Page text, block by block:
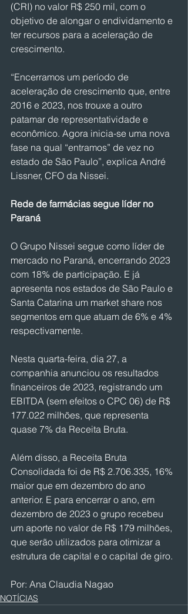
(CRI) no valor R$ 250 mil, com o
objetivo de alongar o endividamento e
ter recursos para a aceleração de
crescimento.
“Encerramos um período de
aceleração de crescimento que, entre
2016 e 2023, nos trouxe a outro
patamar de representatividade e
econômico. Agora inicia-se uma nova
fase na qual “entramos” de vez no
estado de São Paulo”, explica André
Lissner, CFO da Nissei.
Rede de farmácias segue líder no
Paraná
O Grupo Nissei segue como líder de
mercado no Paraná, encerrando 2023
com 18% de participação. E já
apresenta nos estados de São Paulo e
Santa Catarina um market share nos
segmentos em que atuam de 6% e 4%
respectivamente.
Nesta quarta-feira, dia 27, a
companhia anunciou os resultados
financeiros de 2023, registrando um
EBITDA (sem efeitos o CPC 06) de R$
177.022 milhões, que representa
quase 7% da Receita Bruta.
Além disso, a Receita Bruta
Consolidada foi de R$ 2.706.335, 16%
maior que em dezembro do ano
anterior. E para encerrar o ano, em
dezembro de 2023 o grupo recebeu
um aporte no valor de R$ 179 milhões,
que serão utilizados para otimizar a
estrutura de capital e o capital de giro.
Por: Ana Claudia Nagao
NOTÍCIAS